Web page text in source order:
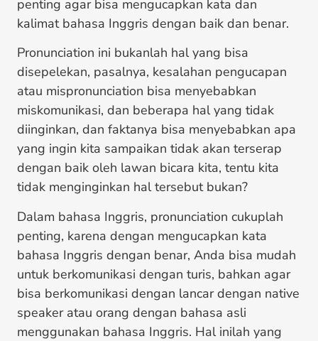
penting agar bisa mengucapkan kata dan
kalimat bahasa Inggris dengan baik dan benar.
Pronunciation ini bukanlah hal yang bisa
disepelekan, pasalnya, kesalahan pengucapan
atau mispronunciation bisa menyebabkan
miskomunikasi, dan beberapa hal yang tidak
diinginkan, dan faktanya bisa menyebabkan apa
yang ingin kita sampaikan tidak akan terserap
dengan baik oleh lawan bicara kita, tentu kita
tidak menginginkan hal tersebut bukan?
Dalam bahasa Inggris, pronunciation cukuplah
penting, karena dengan mengucapkan kata
bahasa Inggris dengan benar, Anda bisa mudah
untuk berkomunikasi dengan turis, bahkan agar
bisa berkomunikasi dengan lancar dengan native
speaker atau orang dengan bahasa asli
menggunakan bahasa Inggris. Hal inilah yang